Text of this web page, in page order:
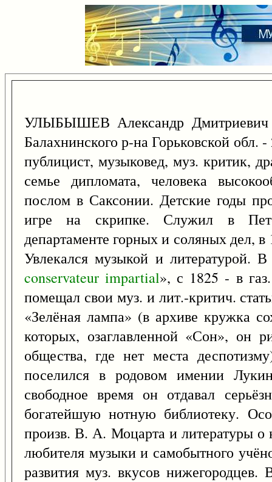
УЛЫБЫШЕВ Александр
Балахнинского р-на Горьковской обл.
публицист, музыковед, муз. критик,
семье дипломата, человека
послом в Саксонии. Детские годы
игре на скрипке. Служил в
департаменте горных и соляных дел,
Увлекался музыкой и литературой.
conservateur impartial», с 1825 - в
помещал свои муз. и лит.-критич.
«Зелёная лампа» (в архиве кружка
которых, озаглавленной «Сон», он
общества, где нет места
поселился в родовом имении
свободное время он отдавал
богатейшую нотную библиотеку.
произв. В. А. Моцарта и литературы о
любителя музыки и самобытного
развития муз. вкусов